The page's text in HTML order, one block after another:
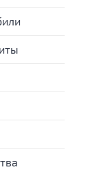
манекен с набором